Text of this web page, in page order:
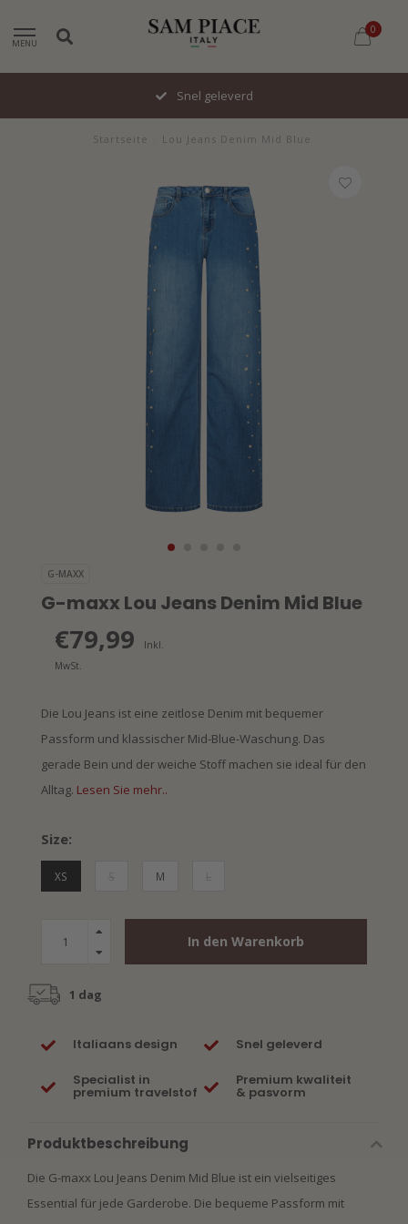
MENU
0
Snel geleverd
Startseite Lou Jeans Denim Mid Blue
G-MAXX
G-maxx Lou Jeans Denim Mid Blue
€79,99
Inkl.
MwSt.
Die Lou Jeans ist eine zeitlose Denim mit bequemer
Passform und klassischer Mid-Blue-Waschung. Das
gerade Bein und der weiche Stoff machen sie ideal für den
Alltag. Lesen Sie mehr..
Size:
XS M
In den Warenkorb
1 dag
Italiaans design Snel geleverd
Specialist in
premium travelstof
Premium kwaliteit
& pasvorm
Produktbeschreibung
Die G-maxx Lou Jeans Denim Mid Blue ist ein vielseitiges
Essential für jede Garderobe. Die bequeme Passform mit